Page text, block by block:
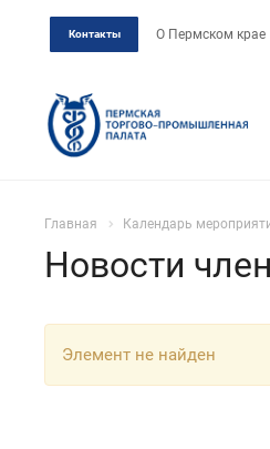
Контакты О Пермском крае
Главная Календарь
Новости
Элемент не найден